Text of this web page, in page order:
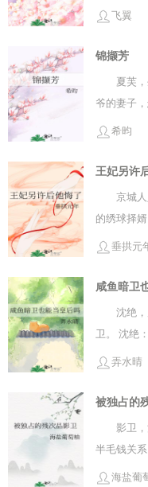
旧一婚更
福王府做
飞翼
锦撷芳
夏芙
爷的妻子
守了寡，
昱。 兼祧
子，你我
希昀
王妃另许
京城
的绣球择
简璧要选
垂拱元
咸鱼暗卫
沈绝
卫。 沈绝
被打了五
拉着他一起
弄水晴
被独占的
影卫
半毛钱关
有人要。
海盐葡